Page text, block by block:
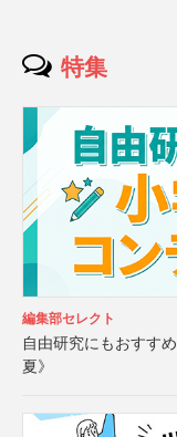
特集
編集部セレクト
自由研究にもおすす
夏》